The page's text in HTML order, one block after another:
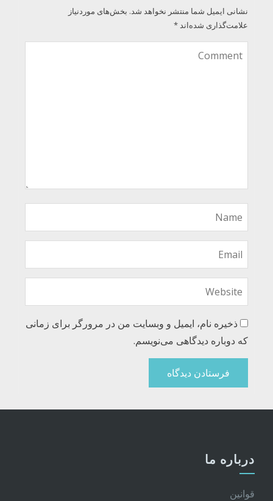
نشانی ایمیل شما منتشر نخواهد شد. بخش‌های موردنیاز
علامت‌گذاری شده‌اند*
ذخیره نام، ایمیل و وبسایت من در مرورگر برای زمانی
که دوباره دیدگاهی می‌نویسم.
درباره ما
قوانین